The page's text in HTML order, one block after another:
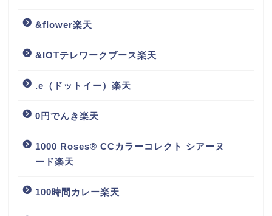
&flower楽天
&IOTテレワークブース楽天
.e（ドットイー）楽天
0円でんき楽天
1000 Roses® CCカラーコレクト シアーヌ
ード楽天
100時間カレー楽天